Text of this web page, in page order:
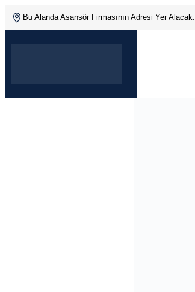
Bu Alanda Asansör Firmasının Adresi Yer Alacak.